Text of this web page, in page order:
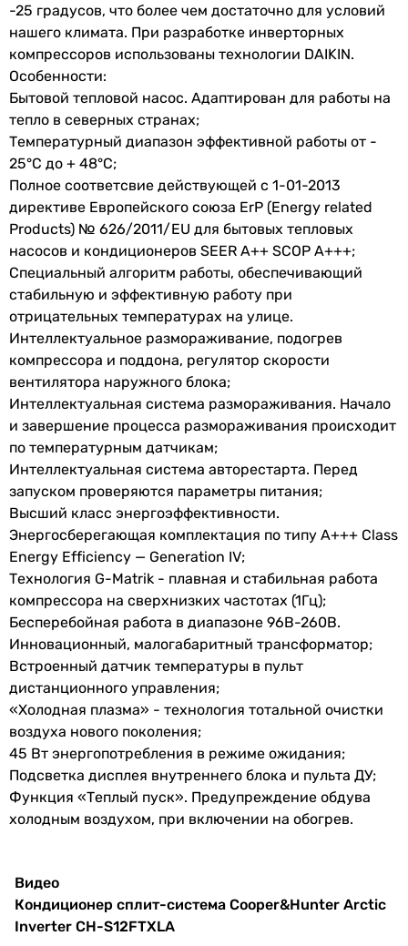
Тип компрессора
инверторный
инверторный
инверторный
инверторный
инверторный
инверторный
инверторный
инверторный
инверторный
инверторный
инверторный
Тип внутреннего блока
настенный
настенный
настенный
настенный
настенный
настенный
настенный
настенный
настенный
настенный
настенный
Маркировка кондиционера
12 тыс. BTU
12 тыс. BTU
9 тыс. BTU
9 тыс. BTU
12 тыс. BTU
12 тыс. BTU
12 тыс. BTU
12 тыс. BTU
12 тыс. BTU
12 тыс. BTU
12 тыс. BTU
Дополнительно
тихий кондиционер
тихий кондиционер
тихий кондиционер
Класс
энергоэффективности
A++
SEER 6.1
Расход воздуха
внутреннего
блока
Потребляемая
номинальная
мощность
0.8 кВт
Электропитание
Электропитание 230 В
Режимы работы и температуры
Режим
работы
охлаждение и обогрев,
осушение
Мин.
температура
на обогрев
-25 °C
Макс.
температура
охлаждение
Мин.
температура
на
охлаждение
-15 °C
Макс.
24 °C
Режим
обогрева
тепловой насос воздух-воздух
-25 градусов, что более чем достаточно для условий
нашего климата. При разработке инверторных
компрессоров использованы технологии DAIKIN.
Особенности:
Бытовой тепловой насос. Адаптирован для работы на
тепло в северных странах;
Температурный диапазон эффективной работы от -
25°С до + 48°С;
Полное соответсвие действующей c 1-01-2013
директиве Европейского союза ErP (Energy related
Products) № 626/2011/EU для бытовых тепловых
насосов и кондиционеров SEER A++ SCOP A+++;
Специальный алгоритм работы, обеспечивающий
стабильную и эффективную работу при
отрицательных температурах на улице.
Интеллектуальное размораживание, подогрев
компрессора и поддона, регулятор скорости
вентилятора наружного блока;
Интеллектуальная система размораживания. Начало
и завершение процесса размораживания происходит
по температурным датчикам;
Интеллектуальная система авторестарта. Перед
запуском проверяются параметры питания;
Высший класс энергоэффективности.
Энергосберегающая комплектация по типу A+++ Class
Energy Efficiency — Generation IV;
Технология G-Matrik - плавная и стабильная работа
компрессора на сверхнизких частотах (1Гц);
Бесперебойная работа в диапазоне 96В-260В.
Инновационный, малогабаритный трансформатор;
Встроенный датчик температуры в пульт
дистанционного управления;
«Холодная плазма» - технология тотальной очистки
воздуха нового поколения;
45 Вт энергопотребления в режиме ожидания;
Подсветка дисплея внутреннего блока и пульта ДУ;
Функция «Теплый пуск». Предупреждение обдува
холодным воздухом, при включении на обогрев.
Видео
Кондиционер сплит-система Cooper&Hunter Arctic
Inverter CH-S12FTXLA